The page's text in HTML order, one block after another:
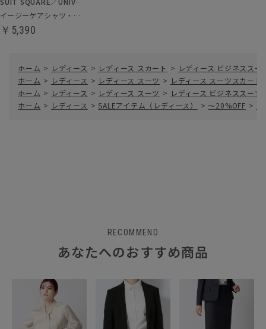
イージーケアシャツ・ブラウス
￥5,390
ホーム > レディース > レディース スカート > レディース ビジネススー
ホーム > レディース > レディース スーツ > レディース スーツスカート
ホーム > レディース > レディース スーツ > レディース ビジネススーツ
ホーム > レディース > SALEアイテム（レディース） > ～20%OFF > フ
RECOMMEND
あなたへのおすすめ商品